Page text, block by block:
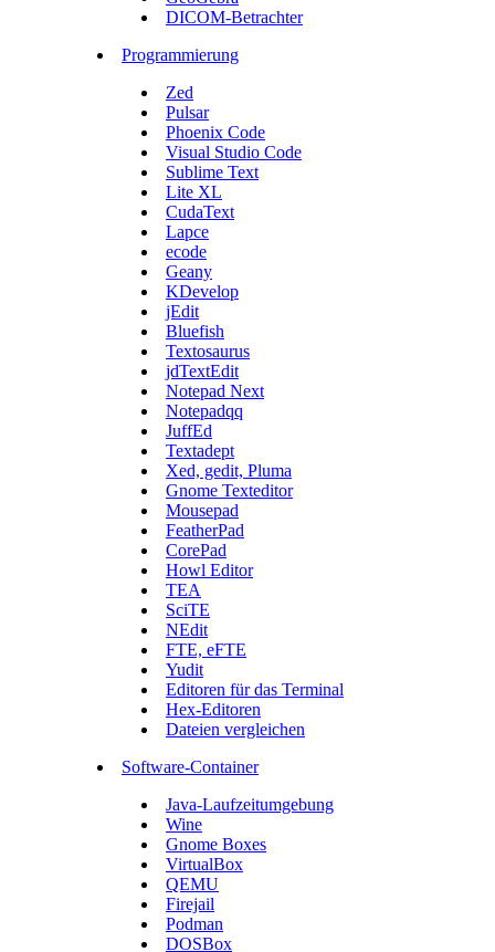
DICOM-Betrachter
Programmierung
Zed
Pulsar
Phoenix Code
Visual Studio Code
Sublime Text
Lite XL
CudaText
Lapce
ecode
Geany
KDevelop
jEdit
Bluefish
Textosaurus
jdTextEdit
Notepad Next
Notepadqq
JuffEd
Textadept
Xed, gedit, Pluma
Gnome Texteditor
Mousepad
FeatherPad
CorePad
Howl Editor
TEA
SciTE
NEdit
FTE, eFTE
Yudit
Editoren für das Terminal
Hex-Editoren
Dateien vergleichen
Software-Container
Java-Laufzeitumgebung
Wine
Gnome Boxes
VirtualBox
QEMU
Firejail
Podman
DOSBox